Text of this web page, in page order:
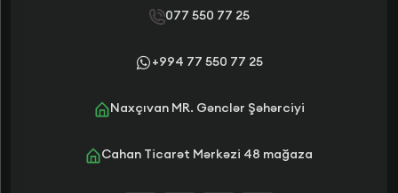
077 550 77 25
+994 77 550 77 25
Naxçıvan MR. Gənclər Şəhərciyi
Cahan Ticarət Mərkəzi 48 mağaza